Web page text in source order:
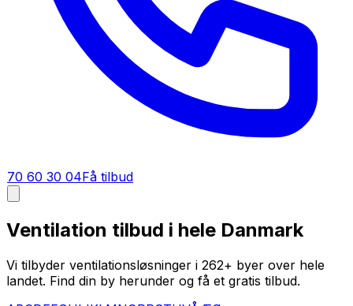
70 60 30 04Få tilbud
Ventilation tilbud i hele Danmark
Vi tilbyder ventilationsløsninger i 262+ byer over hele
landet. Find din by herunder og få et gratis tilbud.